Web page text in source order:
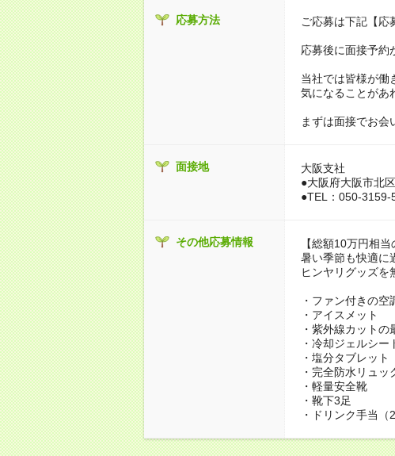
応募方法 ご応募は下記【応
応募後に面接予約
当社では皆様が働
気になることがあ
まずは面接でお会
面接地
大阪支社
●大阪府大阪市北
●TEL：050-3159-
その他応募情報
【総額10万円相当
暑い季節も快適に
ヒンヤリグッズを
・ファン付きの空
・アイスメット
・紫外線カットの
・冷却ジェルシー
・塩分タブレット
・完全防水リュッ
・軽量安全靴
・靴下3足
・ドリンク手当（